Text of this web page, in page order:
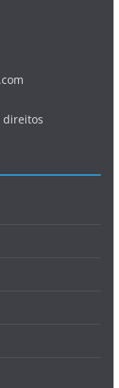
direitos